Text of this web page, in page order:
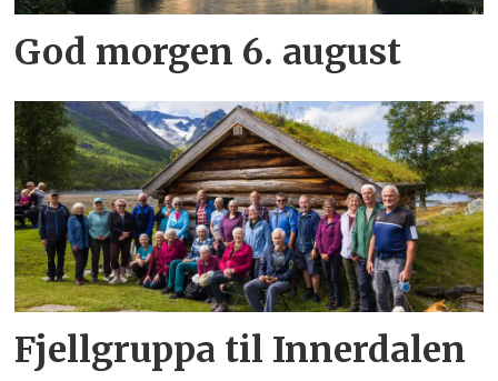
God morgen 6. august
Fjellgruppa til Innerdalen